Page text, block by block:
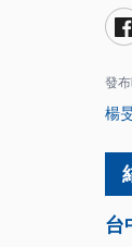
發布
楊
台